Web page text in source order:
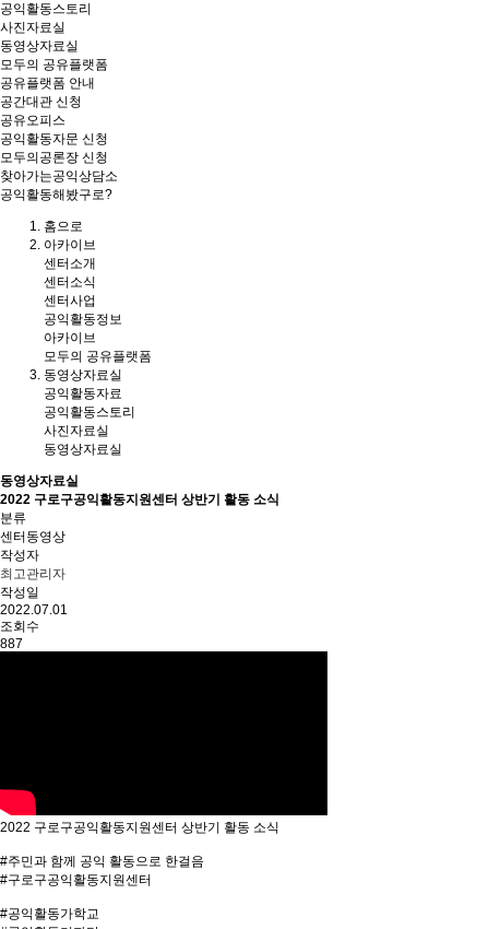
공익활동스토리
사진자료실
동영상자료실
모두의 공유플랫폼
공유플랫폼 안내
공간대관 신청
공유오피스
공익활동자문 신청
모두의공론장 신청
찾아가는공익상담소
공익활동해봤구로?
홈으로
아카이브
센터소개
센터소식
센터사업
공익활동정보
아카이브
모두의 공유플랫폼
동영상자료실
공익활동자료
공익활동스토리
사진자료실
동영상자료실
동영상자료실
2022 구로구공익활동지원센터 상반기 활동 소식
분류
센터동영상
작성자
최고관리자
작성일
2022.07.01
조회수
887
2022 구로구공익활동지원센터 상반기 활동 소식
#주민과 함께 공익 활동으로 한걸음
#구로구공익활동지원센터
#공익활동가학교